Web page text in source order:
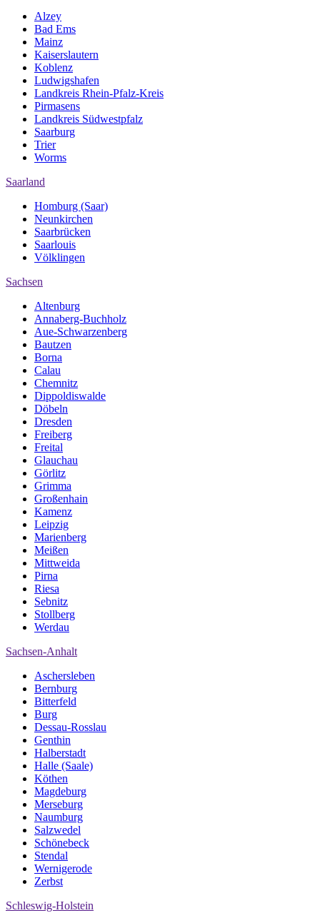
Alzey
Bad Ems
Mainz
Kaiserslautern
Koblenz
Ludwigshafen
Landkreis Rhein-Pfalz-Kreis
Pirmasens
Landkreis Südwestpfalz
Saarburg
Trier
Worms
Saarland
Homburg (Saar)
Neunkirchen
Saarbrücken
Saarlouis
Völklingen
Sachsen
Altenburg
Annaberg-Buchholz
Aue-Schwarzenberg
Bautzen
Borna
Calau
Chemnitz
Dippoldiswalde
Döbeln
Dresden
Freiberg
Freital
Glauchau
Görlitz
Grimma
Großenhain
Kamenz
Leipzig
Marienberg
Meißen
Mittweida
Pirna
Riesa
Sebnitz
Stollberg
Werdau
Sachsen-Anhalt
Aschersleben
Bernburg
Bitterfeld
Burg
Dessau-Rosslau
Genthin
Halberstadt
Halle (Saale)
Köthen
Magdeburg
Merseburg
Naumburg
Salzwedel
Schönebeck
Stendal
Wernigerode
Zerbst
Schleswig-Holstein